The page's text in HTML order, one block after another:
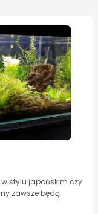
stylu japońskim czy
zawsze będą